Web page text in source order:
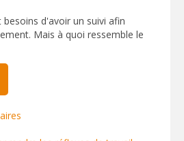
d'avoir un suivi afin
Mais à quoi ressemble le